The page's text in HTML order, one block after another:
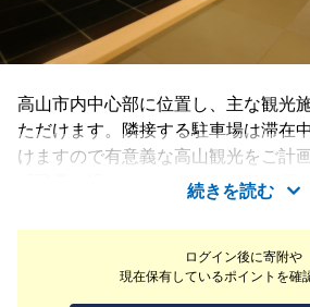
ログイン後に寄附や
現在保有しているポイントを確
高山市内中心部に位置し、主な観光
ただけます。隣接する駐車場は滞在
けますので有意義な高山観光をご計
『飛天の湯』はしっとりとお肌に優
れ、浴室が畳敷きの和風大浴場や屋
天望風呂と趣の異なる2箇所の大浴
は和食・洋食・中華のレストランが
折々飛騨の産直食材をふんだんに使
続きを読む